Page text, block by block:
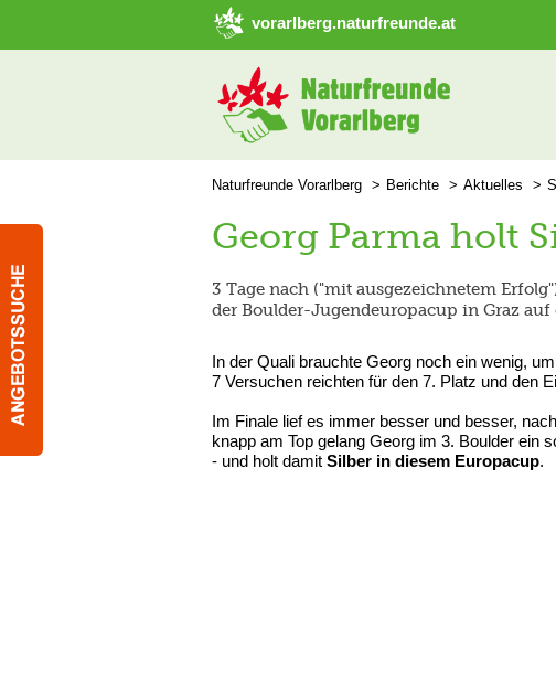
➜ Hauptregion der Seite anspringen
vorarlberg.naturfreunde.at
Naturfreunde Vorarlberg Berichte Aktuelles
Georg Parma holt
3 Tage nach ("mit ausgezeichnetem
der Boulder-Jugendeuropacup in Graz auf
In der Quali brauchte Georg noch ein wenig,
7 Versuchen reichten für den 7. Platz und den
Im Finale lief es immer besser und besser,
knapp am Top gelang Georg im 3. Boulder ein
- und holt damit Silber in diesem Europacup.